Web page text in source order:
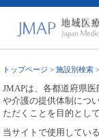
トップページ >施設別検索
JMAPは、各都道府県
や介護の提供体制につ
ただくことを目的とし
当サイトで使用してい